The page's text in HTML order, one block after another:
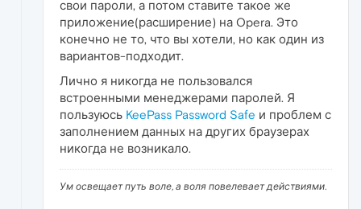
свои пароли, а потом ставите такое же
приложение(расширение) на Opera. Это
конечно не то, что вы хотели, но как один из
вариантов-подходит.
Лично я никогда не пользовался
встроенными менеджерами паролей. Я
пользуюсь KeePass Password Safe и проблем с
заполнением данных на других браузерах
никогда не возникало.
Ум освещает путь воле, а воля повелевает действиями.